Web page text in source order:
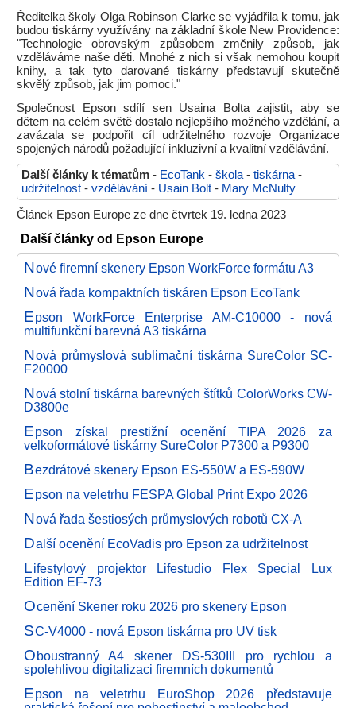
Ředitelka školy Olga Robinson Clarke se vyjádřila k tomu, jak
budou tiskárny využívány na základní škole New Providence:
"Technologie obrovským způsobem změnily způsob, jak
vzděláváme naše děti. Mnohé z nich si však nemohou koupit
knihy, a tak tyto darované tiskárny představují skutečně
skvělý způsob, jak jim pomoci."
Společnost Epson sdílí sen Usaina Bolta zajistit, aby se
dětem na celém světě dostalo nejlepšího možného vzdělání, a
zavázala se podpořit cíl udržitelného rozvoje Organizace
spojených národů požadující inkluzivní a kvalitní vzdělávání.
Další články k tématům - EcoTank - škola - tiskárna -
udržitelnost - vzdělávání - Usain Bolt - Mary McNulty
Článek Epson Europe ze dne čtvrtek 19. ledna 2023
Další články od Epson Europe
Nové firemní skenery Epson WorkForce formátu A3
Nová řada kompaktních tiskáren Epson EcoTank
Epson WorkForce Enterprise AM-C10000 - nová
multifunkční barevná A3 tiskárna
Nová průmyslová sublimační tiskárna SureColor SC-
F20000
Nová stolní tiskárna barevných štítků ColorWorks CW-
D3800e
Epson získal prestižní ocenění TIPA 2026 za
velkoformátové tiskárny SureColor P7300 a P9300
Bezdrátové skenery Epson ES-550W a ES-590W
Epson na veletrhu FESPA Global Print Expo 2026
Nová řada šestiosých průmyslových robotů CX-A
Další ocenění EcoVadis pro Epson za udržitelnost
Lifestylový projektor Lifestudio Flex Special Lux
Edition EF-73
Ocenění Skener roku 2026 pro skenery Epson
SC-V4000 - nová Epson tiskárna pro UV tisk
Oboustranný A4 skener DS-530III pro rychlou a
spolehlivou digitalizaci firemních dokumentů
Epson na veletrhu EuroShop 2026 představuje